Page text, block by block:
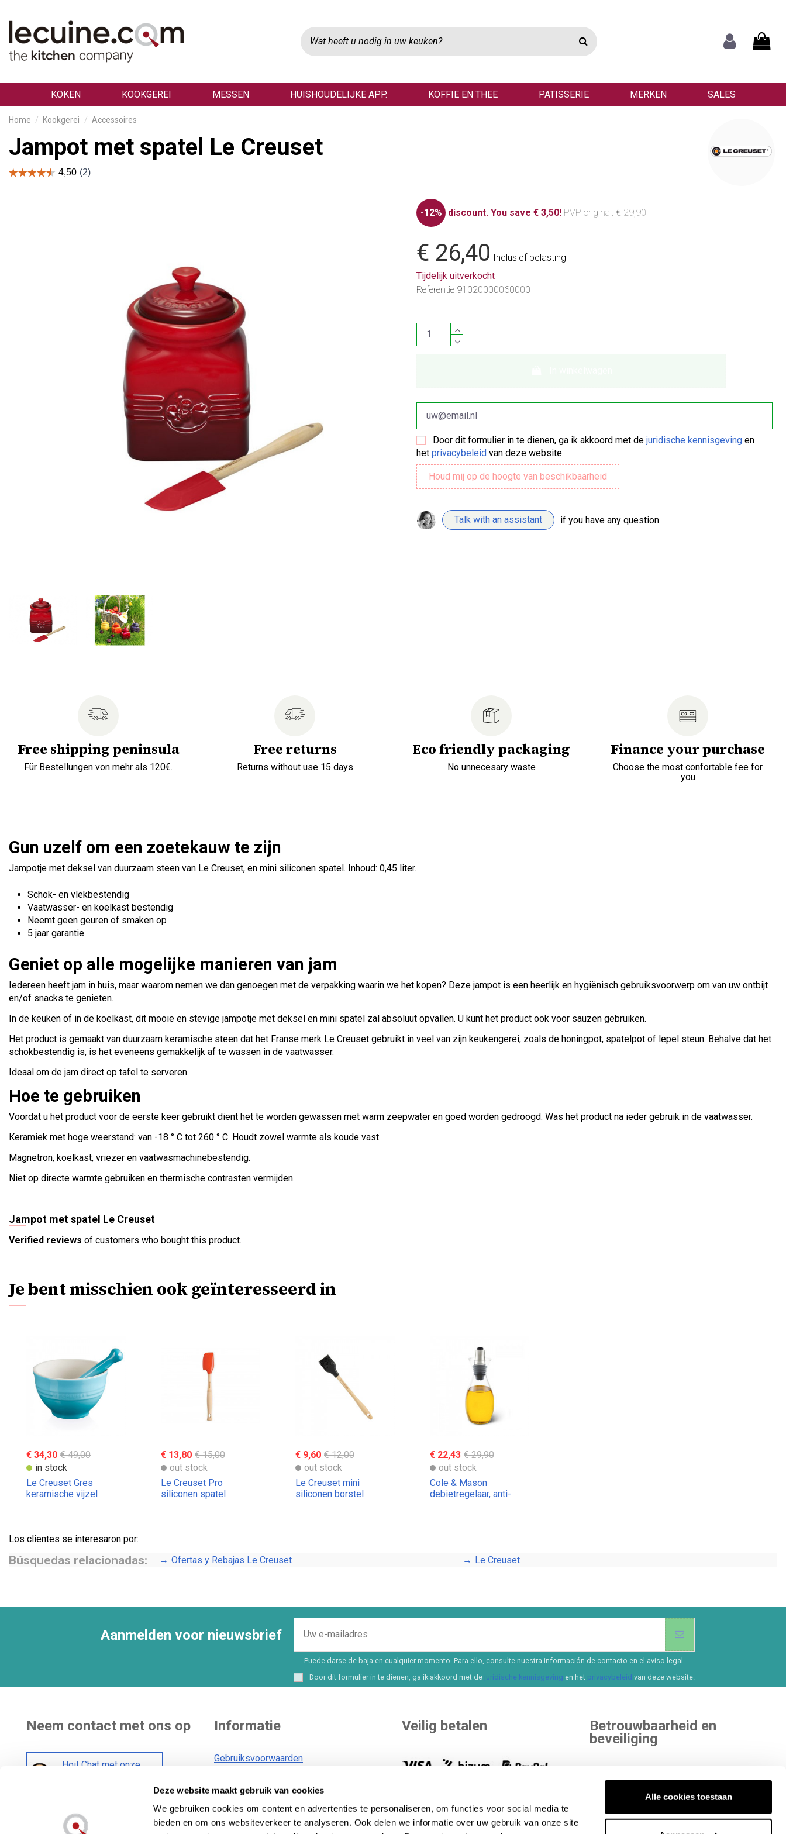
Deze website maakt gebruik van cookies
We gebruiken cookies om content en advertenties te personaliseren, om functies voor social media te
bieden en om ons websiteverkeer te analyseren. Ook delen we informatie over uw gebruik van onze site
Alle cookies toestaan
KOKEN KOOKGEREI MESSEN HUISHOUDELIJKE APP. KOFFIE EN THEE PATISSERIE MERKEN SALES
Home Kookgerei Accessoires
Jampot met spatel Le Creuset
-12% discount.You save € 3,50! PVPoriginal: € 29,90
€ 26,40 Inclusief belasting
Tijdelijk uitverkocht
Referentie 91020000060000
Door dit formulier in te dienen, ga ik akkoord met dejuridische kennisgeving en
hetprivacybeleid van deze website.
Talk with an assistant if you have any question
Free shipping peninsula
Für Bestellungen von mehr als 120€.
Free returns
Returns without use 15 days
Eco friendly packaging
No unnecesary waste
Finance your purchase
Choose the most confortable fee for
you
Gun uzelf om een zoetekauw te zijn
Jampotje met deksel van duurzaam steen van Le Creuset, en mini siliconen spatel. Inhoud: 0,45 liter.
Schok- en vlekbestendig
Vaatwasser- en koelkast bestendig
Neemt geen geuren of smaken op
5 jaar garantie
Geniet op alle mogelijke manieren van jam
Iedereen heeft jam in huis, maar waarom nemen we dan genoegen met de verpakking waarin we het kopen? Deze jampot is een heerlijk en hygiënisch gebruiksvoorwerp om van uw ontbijt
en/of snacks te genieten.
In de keuken of in de koelkast, dit mooie en stevige jampotje met deksel en mini spatel zal absoluut opvallen. U kunt het product ook voor sauzen gebruiken.
Het product is gemaakt van duurzaam keramische steen dat het Franse merk Le Creuset gebruikt in veel van zijn keukengerei, zoals de honingpot, spatelpot of lepel steun. Behalve dat het
schokbestendig is, is het eveneens gemakkelijk af te wassen in de vaatwasser.
Ideaal om de jam direct op tafel te serveren.
Hoe te gebruiken
Voordat u het product voor de eerste keer gebruikt dient het te worden gewassen met warm zeepwater en goed worden gedroogd. Was het product na ieder gebruik in de vaatwasser.
Keramiek met hoge weerstand: van -18 ° C tot 260 ° C. Houdt zowel warmte als koude vast
Magnetron, koelkast, vriezer en vaatwasmachinebestendig.
Niet op directe warmte gebruiken en thermische contrasten vermijden.
Jampot met spatel Le Creuset
Verified reviews of customers who bought this product.
Je bent misschien ook geïnteresseerd in
€ 34,30 € 49,00
in stock
Le Creuset Gres
keramische vijzel
€ 13,80 € 15,00
out stock
Le Creuset Pro
siliconen spatel
€ 9,60 € 12,00
out stock
Le Creuset mini
siliconen borstel
€ 22,43 € 29,90
out stock
Cole & Mason
debietregelaar, anti-
Los clientes se interesaron por:
Búsquedas relacionadas: Ofertas y Rebajas Le Creuset Le Creuset
Aanmelden voor nieuwsbrief
Puede darse de baja en cualquier momento. Para ello, consulte nuestra información de contacto en el aviso legal.
Door dit formulier in te dienen, ga ik akkoord met de juridische kennisgeving en het privacybeleid van deze website.
Neem contact met ons op
Hoi! Chat met onze
Social media :
Informatie
Gebruiksvoorwaarden
Algemene voorwaarden
Cookiebeleid
Privacybeleid
Veilig betalen
Meer dan 8 opties en
financieringsmogelijkheden..Bekijk alle
Betrouwbaarheid en
beveiliging
Binnen aan onafhankelijke entiteiten die